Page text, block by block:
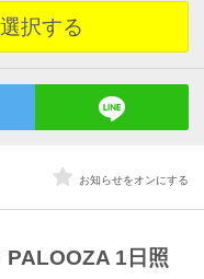
択する
お知らせをオンにする
PALOOZA 1日照